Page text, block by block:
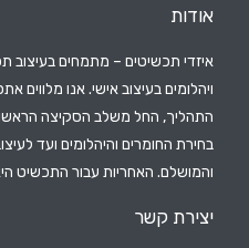
אודות
איזדי תכשיטים – מתמחים בעיצוב
ויהלומים בעיצוב אישי. אנו מלווים
התהליך, החל משלב הסקיצה
בחירת החומרים והיהלומים ועד
והמושלם. האחריות עבור התכשיט
יצירת קשר